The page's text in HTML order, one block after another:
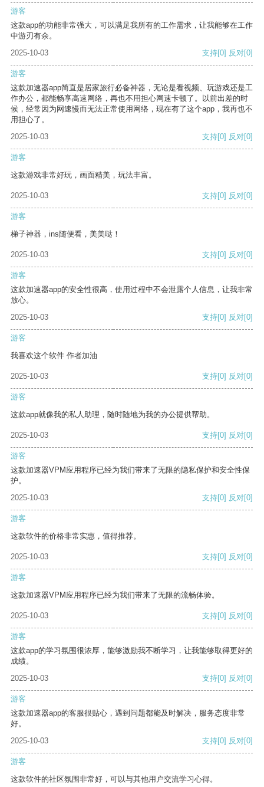
游客
这款app的功能非常强大，可以满足我所有的工作需求，让我能够在工作
中游刃有余。
2025-10-03
支持[0] 反对[0]
游客
这款加速器app简直是居家旅行必备神器，无论是看视频、玩游戏还是工
作办公，都能畅享高速网络，再也不用担心网速卡顿了。以前出差的时
候，经常因为网速慢而无法正常使用网络，现在有了这个app，我再也不
用担心了。
2025-10-03
支持[0] 反对[0]
游客
这款游戏非常好玩，画面精美，玩法丰富。
2025-10-03 支持[0] 反对[0]
游客
梯子神器，ins随便看，美美哒！
2025-10-03 支持[0] 反对[0]
游客
这款加速器app的安全性很高，使用过程中不会泄露个人信息，让我非常
放心。
2025-10-03
支持[0] 反对[0]
游客
我喜欢这个软件 作者加油
2025-10-03 支持[0] 反对[0]
游客
这款app就像我的私人助理，随时随地为我的办公提供帮助。
2025-10-03 支持[0] 反对[0]
游客
这款加速器VPM应用程序已经为我们带来了无限的隐私保护和安全性保
护。
2025-10-03
支持[0] 反对[0]
游客
这款软件的价格非常实惠，值得推荐。
2025-10-03 支持[0] 反对[0]
游客
这款加速器VPM应用程序已经为我们带来了无限的流畅体验。
2025-10-03 支持[0] 反对[0]
游客
这款app的学习氛围很浓厚，能够激励我不断学习，让我能够取得更好的
成绩。
2025-10-03
支持[0] 反对[0]
游客
这款加速器app的客服很贴心，遇到问题都能及时解决，服务态度非常
好。
2025-10-03
支持[0] 反对[0]
游客
这款软件的社区氛围非常好，可以与其他用户交流学习心得。